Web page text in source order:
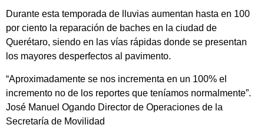
Durante esta temporada de lluvias aumentan hasta en 100
por ciento la reparación de baches en la ciudad de
Querétaro, siendo en las vías rápidas donde se presentan
los mayores desperfectos al pavimento.
“Aproximadamente se nos incrementa en un 100% el
incremento no de los reportes que teníamos normalmente”.
José Manuel Ogando Director de Operaciones de la
Secretaría de Movilidad